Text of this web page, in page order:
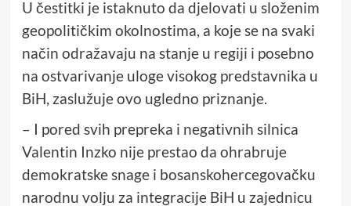
U čestitki je istaknuto da djelovati u složenim
geopolitičkim okolnostima, a koje se na svaki
način odražavaju na stanje u regiji i posebno
na ostvarivanje uloge visokog predstavnika u
BiH, zaslužuje ovo ugledno priznanje.
– I pored svih prepreka i negativnih silnica
Valentin Inzko nije prestao da ohrabruje
demokratske snage i bosanskohercegovačku
narodnu volju za integracije BiH u zajednicu